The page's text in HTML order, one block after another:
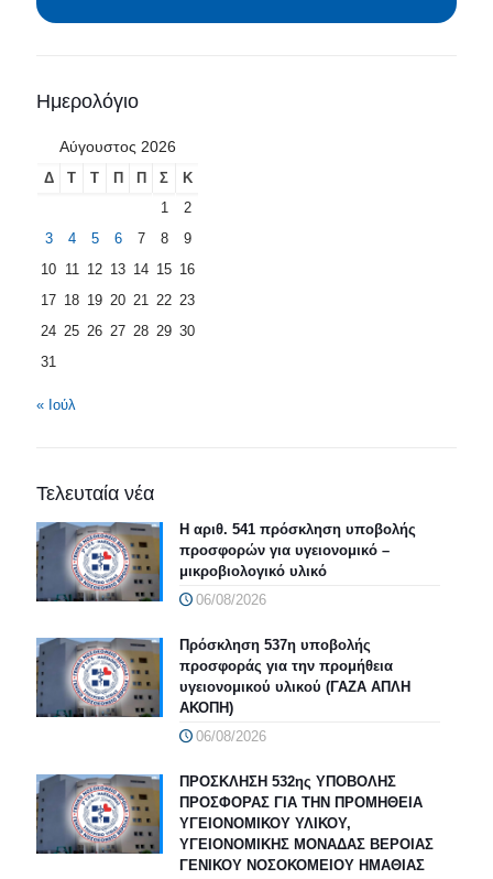
Ημερολόγιο
Αύγουστος 2026
Δ Τ Τ Π Π Σ
Κ
1
2
3
4 5 6 7 8
9
10 11 12 13 14 15 16
17 18 19 20 21 22 23
24 25 26 27 28 29 30
31
« Ιούλ
Τελευταία νέα
Η αριθ. 541 πρόσκληση υποβολής
προσφορών για υγειονομικό –
μικροβιολογικό υλικό
06/08/2026
Πρόσκληση 537η υποβολής
προσφοράς για την προμήθεια
υγειονομικού υλικού (ΓΑΖΑ ΑΠΛΗ
ΑΚΟΠΗ)
06/08/2026
ΠΡΟΣΚΛΗΣΗ 532ης ΥΠΟΒΟΛΗΣ
ΠΡΟΣΦΟΡΑΣ ΓΙΑ ΤΗΝ ΠΡΟΜΗΘΕΙΑ
ΥΓΕΙΟΝΟΜΙΚΟΥ ΥΛΙΚΟΥ,
ΥΓΕΙΟΝΟΜΙΚΗΣ ΜΟΝΑΔΑΣ ΒΕΡΟΙΑΣ
ΓΕΝΙΚΟΥ ΝΟΣΟΚΟΜΕΙΟΥ ΗΜΑΘΙΑΣ